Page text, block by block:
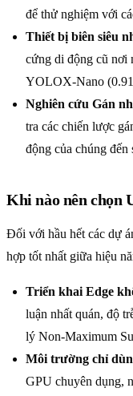
để thử nghiệm với
Thiết bị biên siêu
cứng di động cũ nơi
YOLOX-Nano
Nghiên cứu Gán
tra các chiến lược
động của chúng đến
Khi nào nên chọn
Đối với hầu hết các dự
hợp tốt nhất giữa hiệu
Triển khai Edge
luận nhất quán, độ
lý Non-Maximum
Môi trường chỉ
GPU chuyên dụng,